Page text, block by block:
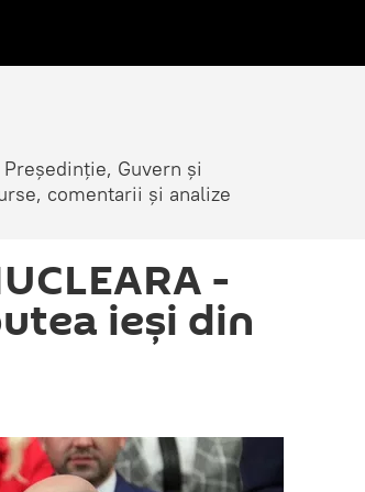
Guvern și
comentarii și analize
-
ieși din